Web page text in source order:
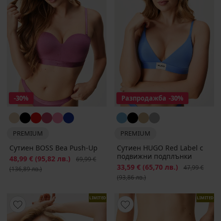
-30%
PREMIUM
Сутиен BOSS Bea Push-Up
Намаление
48,99 € (95,82 лв.) Първоначална цена
69,99 €
(136,89 лв.)
Разпродажба -30%
PREMIUM
Сутиен HUGO Red Label с
подвижни подплънки
Намаление
33,59 € (65,70 лв.)
47,99 €
(93,86 лв.)
LIMITED LIMITED